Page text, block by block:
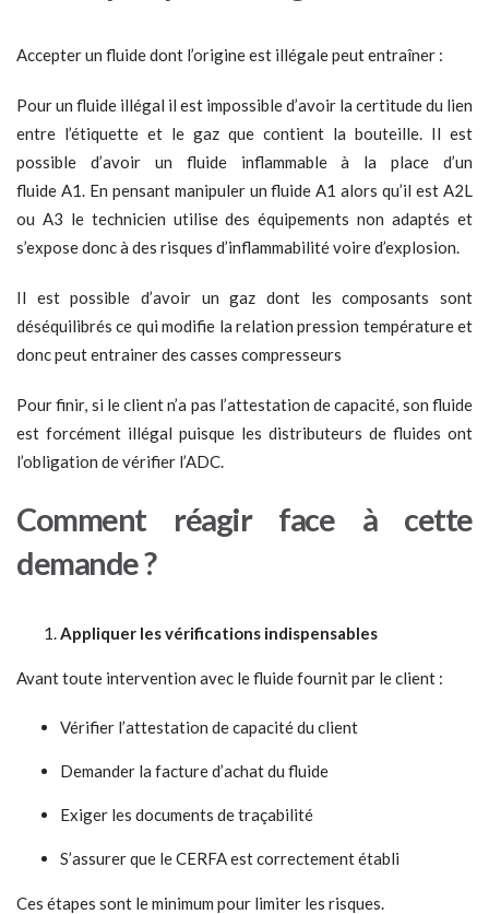
Accepter un fluide dont l’origine est illégale peut entraîner :
Pour un fluide illégal il est impossible d’avoir la certitude du lien
entre l’étiquette et le gaz que contient la bouteille. Il est
possible d’avoir un fluide inflammable à la place d’un
fluide A1. En pensant manipuler un fluide A1 alors qu’il est A2L
ou A3 le technicien utilise des équipements non adaptés et
s’expose donc à des risques d’inflammabilité voire d’explosion.
Il est possible d’avoir un gaz dont les composants sont
déséquilibrés ce qui modifie la relation pression température et
donc peut entrainer des casses compresseurs
Pour finir, si le client n’a pas l’attestation de capacité, son fluide
est forcément illégal puisque les distributeurs de fluides ont
l’obligation de vérifier l’ADC.
Comment réagir face à cette
demande ?
Appliquer les vérifications indispensables
Avant toute intervention avec le fluide fournit par le client :
Vérifier l’attestation de capacité du client
Demander la facture d’achat du fluide
Exiger les documents de traçabilité
S’assurer que le CERFA est correctement établi
Ces étapes sont le minimum pour limiter les risques.